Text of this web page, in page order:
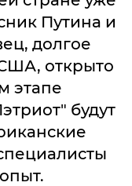
Путина и
долгое
открыто
этапе
будут